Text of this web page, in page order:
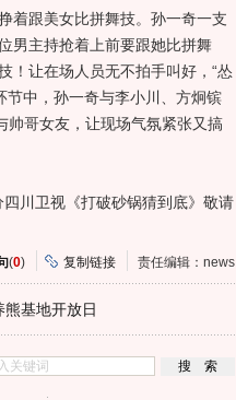
跟美女比拼舞技。孙一奇一支
男主持抢着上前要跟她比拼舞
！让在场人员无不拍手叫好，“怂
节中，孙一奇与李小川、方炯镔
帅哥女友，让现场气氛紧张又搞
川卫视《打破砂锅猜到底》敬请
(0) 复制链接 责任编辑：news
基地开放日